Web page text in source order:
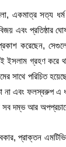
হলো, একমাত্র সত্য
বিজয় এবং
করেছেন,
ইসলাম গ্রহণ করে
সাথে পরিচিত
না এবং ফলস্বরুপ এ
দম্ভ আর
প্রাক্তন